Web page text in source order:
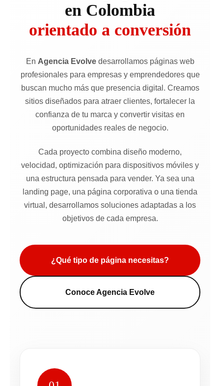
en Colombia
orientado a conversión
En Agencia Evolvedesarrollamos páginas web
profesionales para empresas y emprendedores que
buscan mucho más que presencia digital. Creamos
sitios diseñados para atraer clientes, fortalecer la
confianza de tu marca y convertir visitas en
oportunidades reales de negocio.
Cada proyecto combina diseño moderno,
velocidad, optimización para dispositivos móviles y
una estructura pensada para vender. Ya sea una
landing page, una página corporativa o una tienda
virtual, desarrollamos soluciones adaptadas a los
objetivos de cada empresa.
¿Qué tipo de página necesitas?
Conoce Agencia Evolve